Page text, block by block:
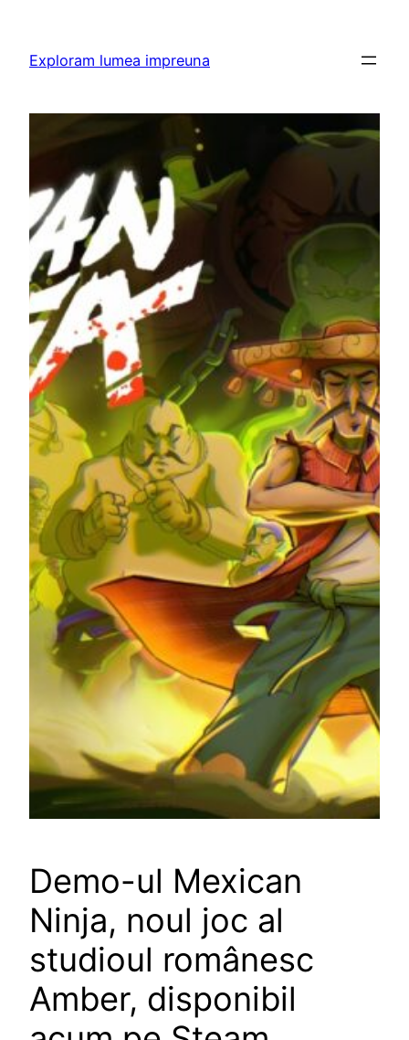
content
Exploram lumea impreuna
Demo-ul Mexican
Ninja, noul joc al
studioul românesc
Amber, disponibil